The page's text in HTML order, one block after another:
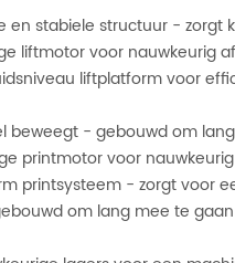
en stabiele structuur -
liftmotor voor nauwkeurig
liftplatform voor
beweegt - gebouwd om
printmotor voor
printsysteem - zorgt voor
om lang mee te